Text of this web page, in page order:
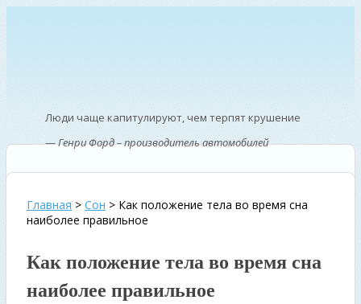
Люди чаще капитулируют, чем терпят крушение
—Генри Форд – производитель автомобилей
Главная > Сон > Как положение тела во время сна
наиболее правильное
Как положение тела во время сна
наиболее правильное